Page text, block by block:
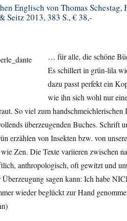
Englisch von Thomas Schestag,
Seitz 2013, 383 S., € 38,-
… für alle, die schöne
Es schillert in grün-lila
dazu passt perfekt ein
wie ihn sich wohl nur
So viel zum handschmeichlerischen
überzeugenden Buches. Schrift
erzählen von Insekten bzw. von
Zen. Die Texte variieren zwischen
anthropologisch, oft gewitzt und
sagen kann: Ich habe
wieder beglückt zur Hand